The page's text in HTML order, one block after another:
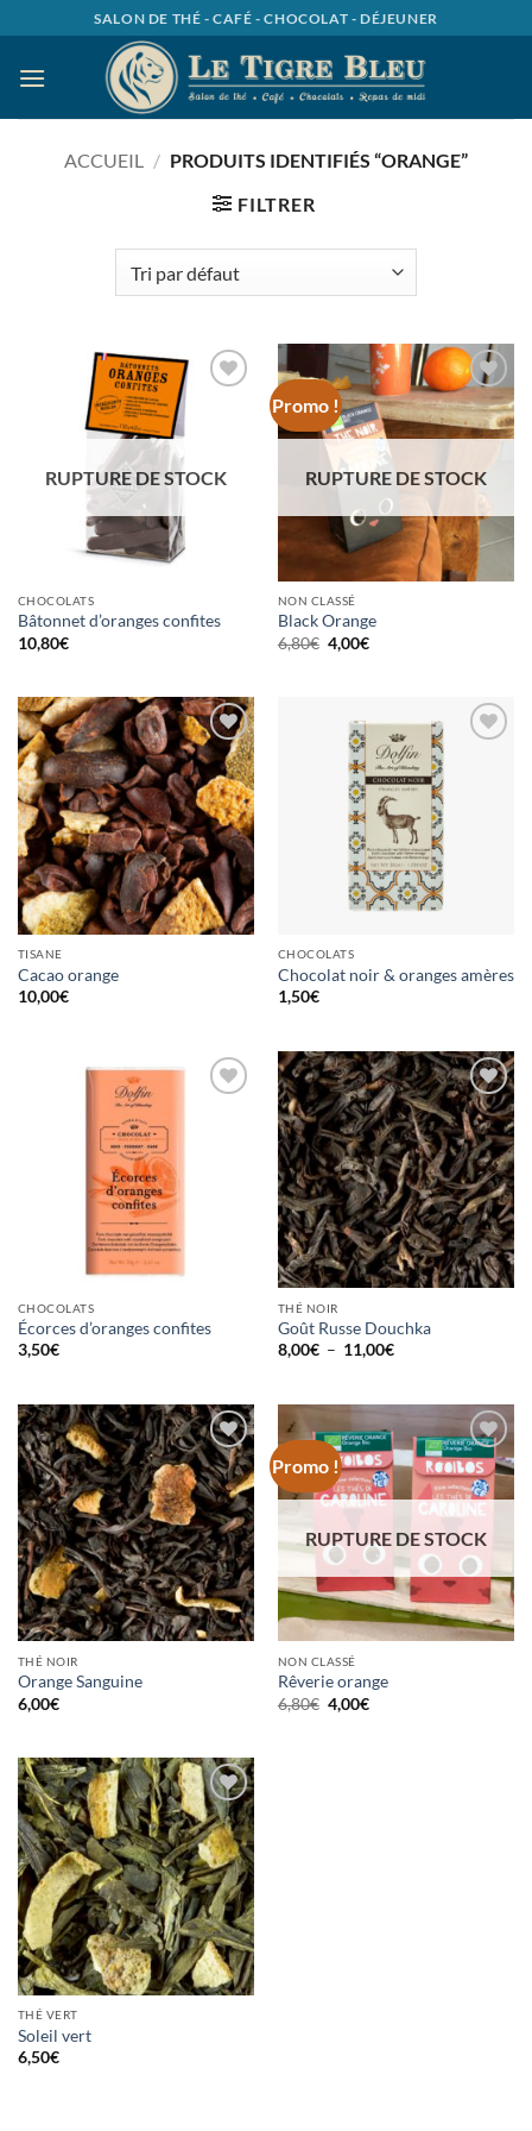
au
contenu
SALON DE THÉ - CAFÉ - CHOCOLAT - DÉJEUNER
ACCUEIL / PRODUITS IDENTIFIÉS “ORANGE”
FILTRER
RUPTURE DE STOCK
CHOCOLATS
Bâtonnet d’oranges confites
10,80€
Promo !
Ajouter
à la
wishlist
RUPTURE DE STOCK
NON CLASSÉ
Black Orange
6,80€ Le
prix
4,00€Le
Ajouter
à la
wishlist
TISANE
Cacao orange
10,00€
CHOCOLATS
Chocolat noir & oranges amères
1,50€
CHOCOLATS
Écorces d’oranges confites
3,50€
Ajouter
à la
wishlist
THÉ NOIR
Goût Russe Douchka
8,00€ – 11,00€Plage
à
11,00€
Ajouter
à la
wishlist
THÉ NOIR
Orange Sanguine
6,00€
Promo !
Ajouter
à la
wishlist
RUPTURE DE STOCK
NON CLASSÉ
Rêverie orange
6,80€ Le
prix
4,00€Le
Ajouter
à la
wishlist
THÉ VERT
Soleil vert
6,50€